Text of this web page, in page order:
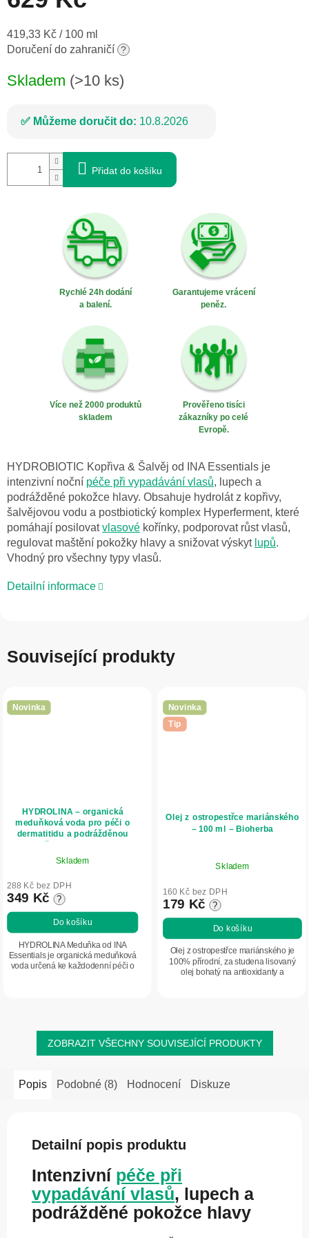
Měrná
cena:
419,33 Kč / 100 ml
Doručení do zahraničí ?
Skladem (>10 ks)
Můžeme doručit do: 10.8.2026
Přidat do košíku
Rychlé 24h dodání
a balení.
Garantujeme vrácení
peněz.
Více než 2000 produktů
skladem
Prověřeno tisíci
zákazníky po celé
Evropě.
HYDROBIOTIC Kopřiva & Šalvěj od INA Essentials je
intenzivní noční péče při vypadávání vlasů, lupech a
podrážděné pokožce hlavy. Obsahuje hydrolát z kopřivy,
šalvějovou vodu a postbiotický komplex Hyperferment, které
pomáhají posilovatvlasové kořínky, podporovat růst vlasů,
regulovat maštění pokožky hlavy a snižovat výskyt lupů.
Vhodný pro všechny typy vlasů.
Detailní informace
Související produkty
Novinka
HYDROLINA – organická
meduňková voda pro péči o
dermatitidu a podrážděnou
pokožku – 150 ml – INA
Essentials
Skladem
288 Kč bez DPH
349 Kč ?
Do košíku
HYDROLINA Meduňka od INA
Essentials je organická meduňková
voda určená ke každodenní péči o
Novinka
Tip
Olej z ostropestřce mariánského
– 100 ml – Bioherba
Skladem
160 Kč bez DPH
179 Kč ?
Do košíku
Olej z ostropestřce mariánského je
100% přírodní, za studena lisovaný
olej bohatý na antioxidanty a
ZOBRAZIT VŠECHNY SOUVISEJÍCÍ PRODUKTY
Popis Podobné (8) Hodnocení Diskuze
Detailní popis produktu
Intenzivní péče při
vypadávání vlasů, lupech a
podrážděné pokožce hlavy